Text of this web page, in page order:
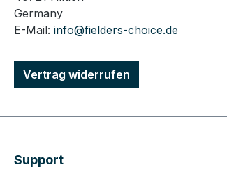
Germany
E-Mail: info@fielders-choice.de
Vertrag widerrufen
Support